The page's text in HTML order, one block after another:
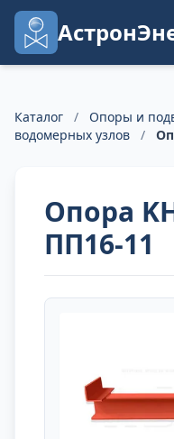
Каталог / Опоры и
водомерных узлов
/
Опора
ПП16-11